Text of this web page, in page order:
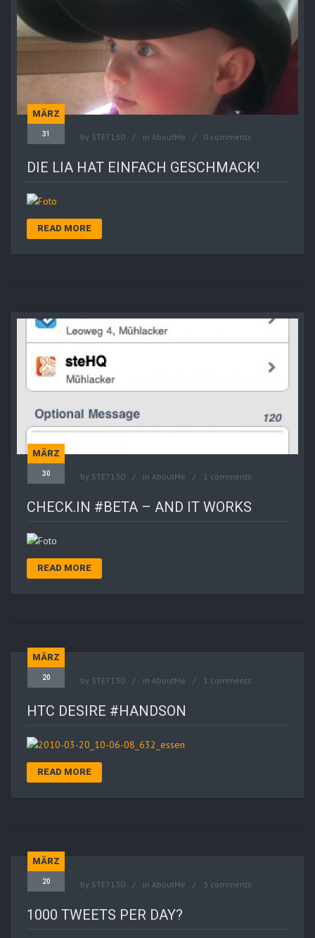
MÄRZ
31 by STE7130 in AboutMe 0 comments
DIE LIA HAT EINFACH GESCHMACK!
READ MORE
MÄRZ
30 by STE7130 in AboutMe 1 comments
CHECK.IN #BETA – AND IT WORKS
READ MORE
MÄRZ
20 by STE7130 in AboutMe 1 comments
HTC DESIRE #HANDSON
READ MORE
MÄRZ
20 by STE7130 in AboutMe 3 comments
1000 TWEETS PER DAY?